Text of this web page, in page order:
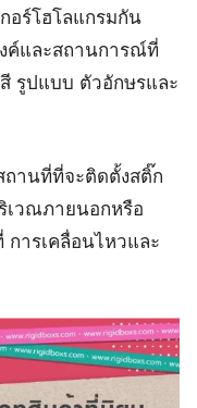
อร์โฮโลแกรมกัน
ค์และสถานการณ์ที่
รูปแบบ ตัวอักษรและ
านที่ที่จะติดตั้งสติ๊ก
เวณภายนอกหรือ
ารเคลื่อนไหวและ